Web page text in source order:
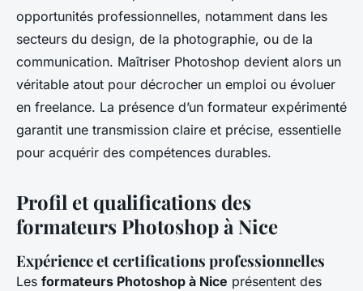
opportunités professionnelles, notamment dans les
secteurs du design, de la photographie, ou de la
communication. Maîtriser Photoshop devient alors un
véritable atout pour décrocher un emploi ou évoluer
en freelance. La présence d’un formateur expérimenté
garantit une transmission claire et précise, essentielle
pour acquérir des compétences durables.
Profil et qualifications des
formateurs Photoshop à Nice
Expérience et certifications professionnelles
Les formateurs Photoshop à Nice présentent des